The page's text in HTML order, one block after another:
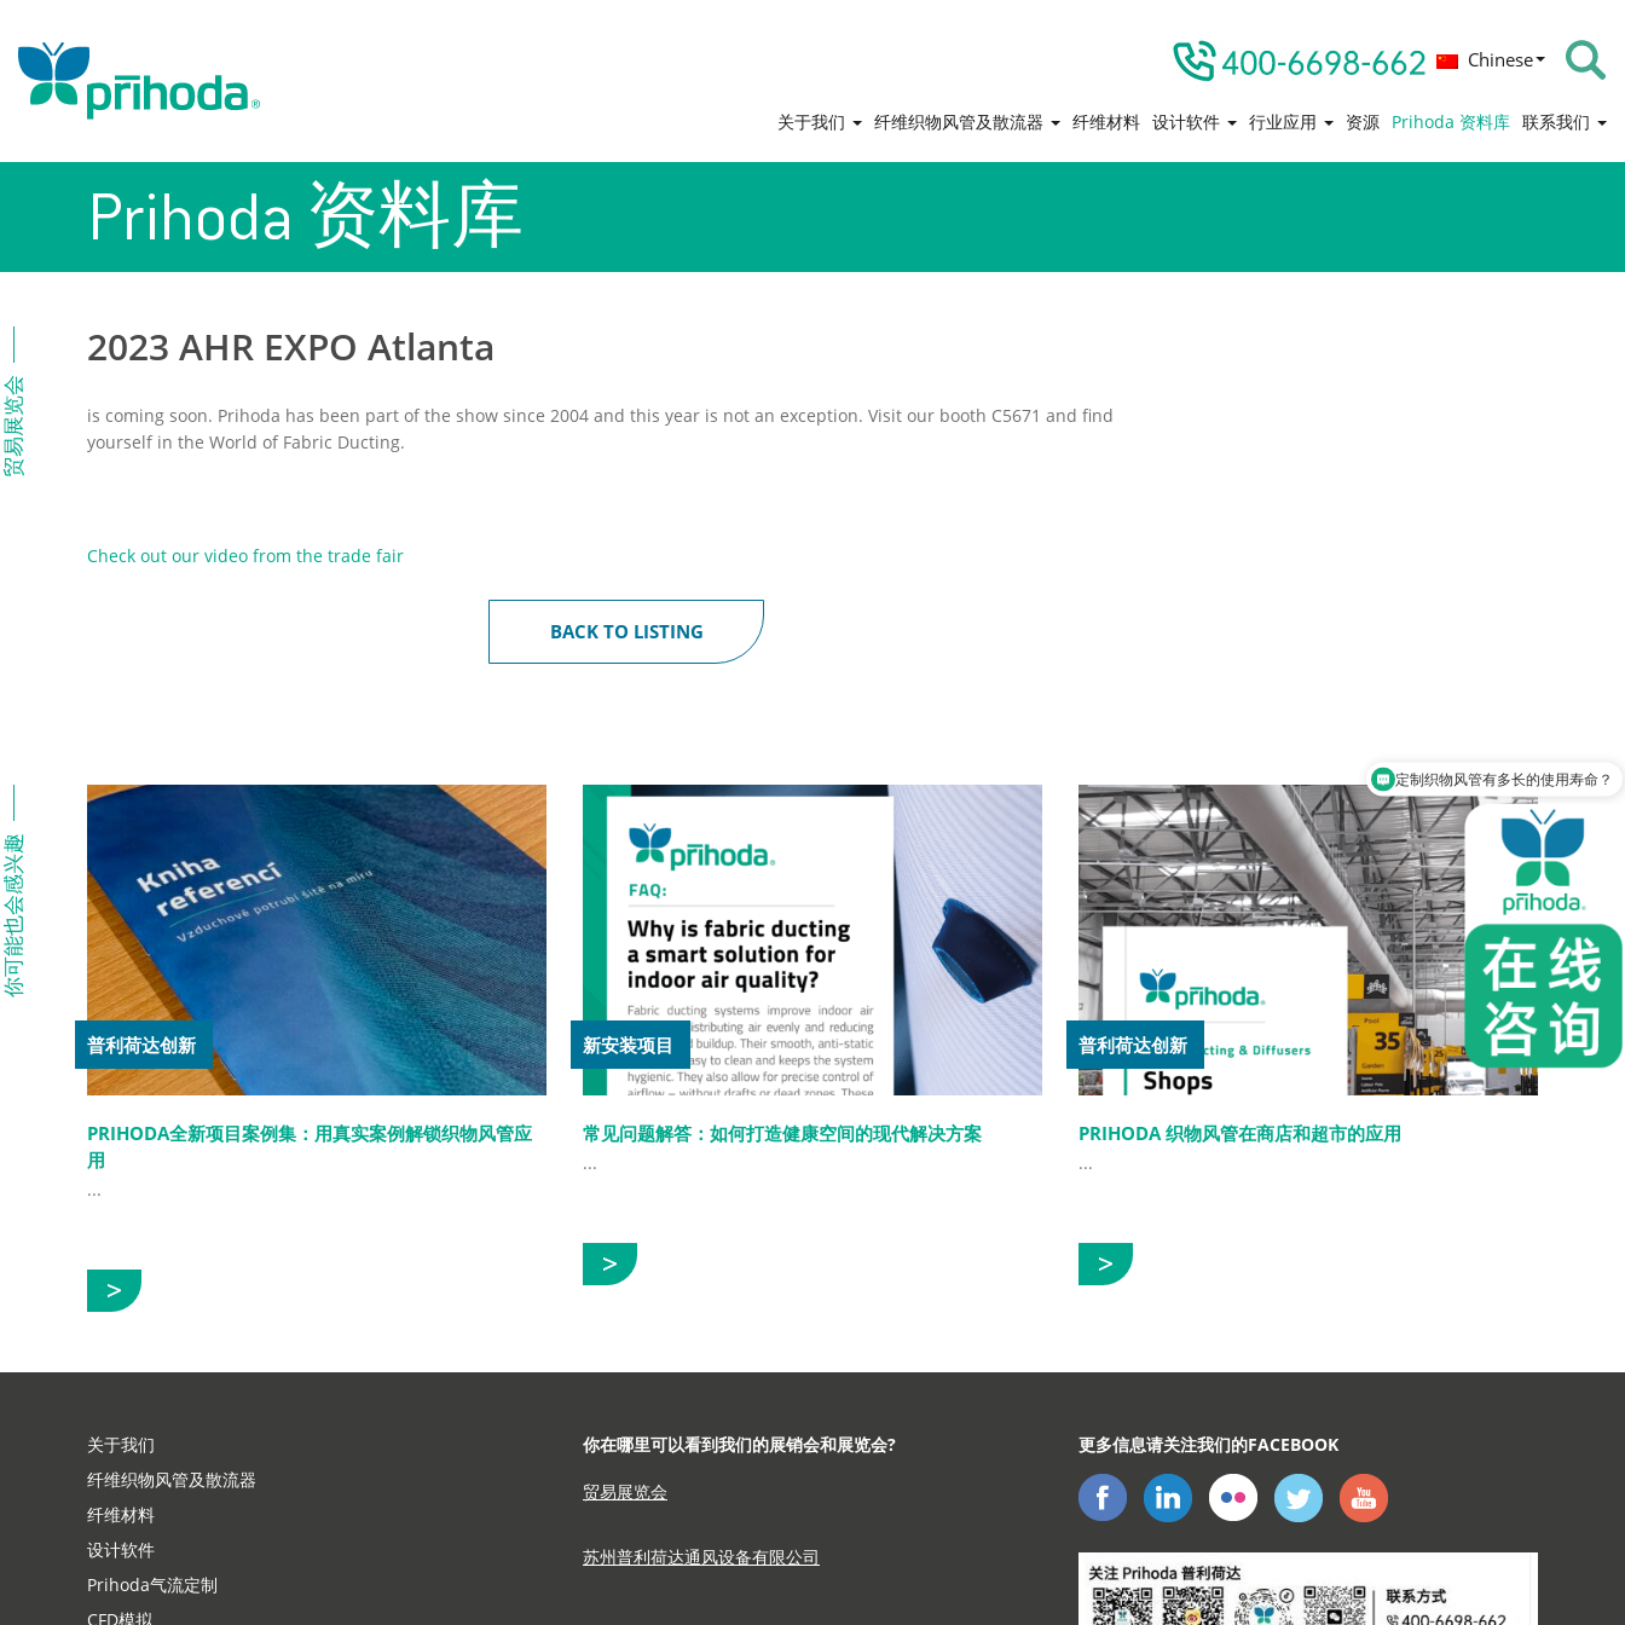
Chinese
关于我们 纤维织物风管及散流器 纤维材料 设计软件 行业应用 资源 Prihoda 资料库 联系我们
Prihoda 资料库
览会
2023 AHR EXPO Atlanta
is coming soon. Prihoda has been part of the show since 2004 and this year is not an exception. Visit our booth C5671 and find
yourself in the World of Fabric Ducting.
Check out our video from the trade fair
BACK TO LISTING
感兴趣
普利荷达创新
PRIHODA全新项目案例集：用真实案例解锁织物风管应
用
...
新安装项目
常见问题解答：如何打造健康空间的现代解决方案
...
普利荷达创新
PRIHODA 织物风管在商店和超市的应用
...
关于我们
纤维织物风管及散流器
纤维材料
设计软件
Prihoda气流定制
CFD模拟
你在哪里可以看到我们的展销会和展览会?
贸易展览会
苏州普利荷达通风设备有限公司
更多信息请关注我们的FACEBOOK
织物风管可以用作排/回风吗？